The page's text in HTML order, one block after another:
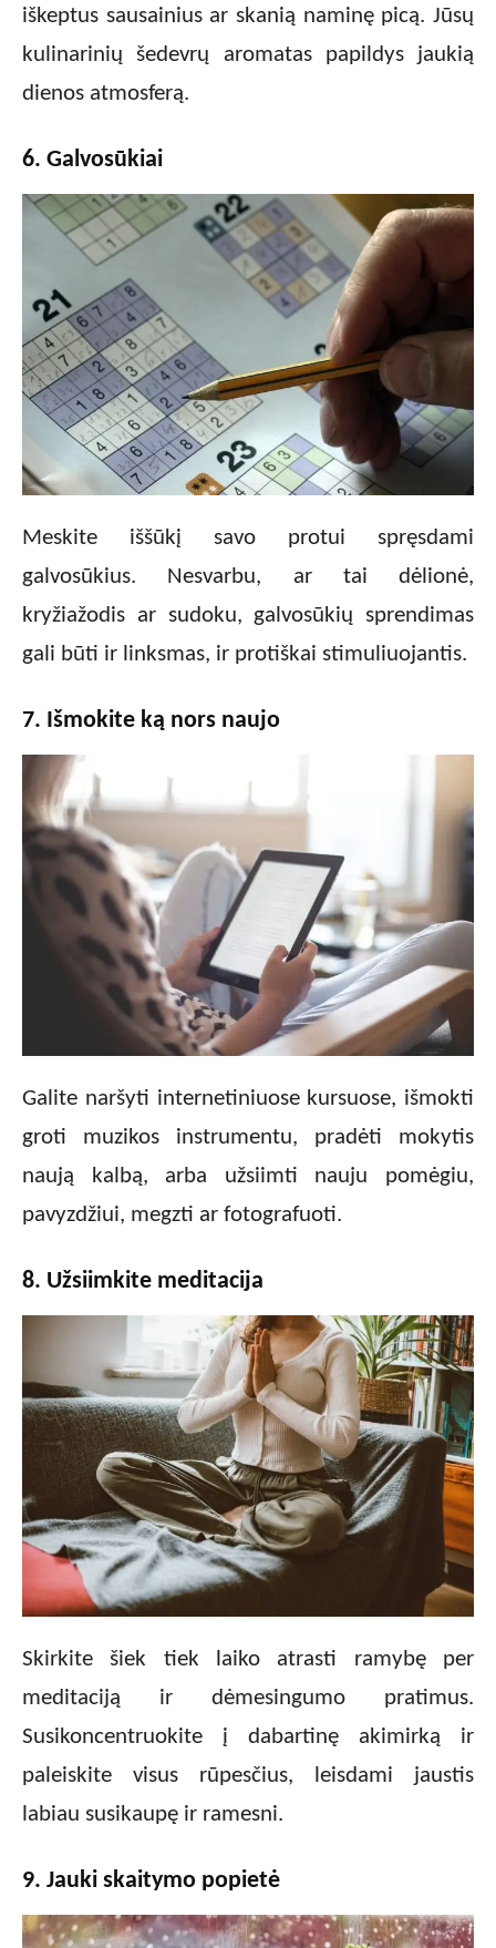
iškeptus sausainius ar skanią naminę picą. Jūsų
kulinarinių šedevrų aromatas papildys jaukią
dienos atmosferą.
6. Galvosūkiai
Meskite iššūkį savo protui spręsdami
galvosūkius. Nesvarbu, ar tai dėlionė,
kryžiažodis ar sudoku, galvosūkių sprendimas
gali būti ir linksmas, ir protiškai stimuliuojantis.
7. Išmokite ką nors naujo
Galite naršyti internetiniuose kursuose, išmokti
groti muzikos instrumentu, pradėti mokytis
naują kalbą, arba užsiimti nauju pomėgiu,
pavyzdžiui, megzti ar fotografuoti.
8. Užsiimkite meditacija
Skirkite šiek tiek laiko atrasti ramybę per
meditaciją ir dėmesingumo pratimus.
Susikoncentruokite į dabartinę akimirką ir
paleiskite visus rūpesčius, leisdami jaustis
labiau susikaupę ir ramesni.
9. Jauki skaitymo popietė